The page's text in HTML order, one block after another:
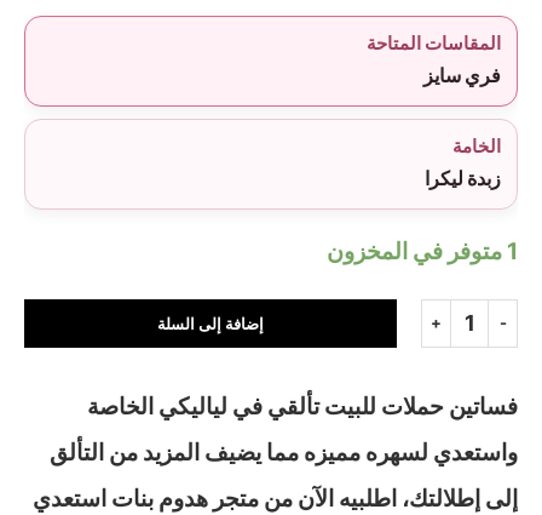
المقاسات المتاحة
فري سايز
الخامة
زبدة ليكرا
1 متوفر في المخزون
إضافة إلى السلة
فساتين حملات للبيت تألقي في لياليكي الخاصة
واستعدي لسهره مميزه مما يضيف المزيد من التألق
إلى إطلالتك، اطلبيه الآن من متجر هدوم بنات استعدي